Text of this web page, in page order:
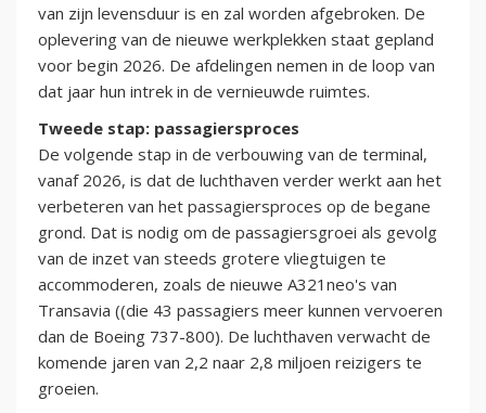
van zijn levensduur is en zal worden afgebroken. De
oplevering van de nieuwe werkplekken staat gepland
voor begin 2026. De afdelingen nemen in de loop van
dat jaar hun intrek in de vernieuwde ruimtes.
Tweede stap: passagiersproces
De volgende stap in de verbouwing van de terminal,
vanaf 2026, is dat de luchthaven verder werkt aan het
verbeteren van het passagiersproces op de begane
grond. Dat is nodig om de passagiersgroei als gevolg
van de inzet van steeds grotere vliegtuigen te
accommoderen, zoals de nieuwe A321neo's van
Transavia ((die 43 passagiers meer kunnen vervoeren
dan de Boeing 737-800). De luchthaven verwacht de
komende jaren van 2,2 naar 2,8 miljoen reizigers te
groeien.